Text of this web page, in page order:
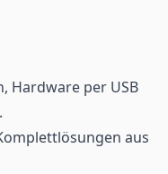
Hardware per USB
aus